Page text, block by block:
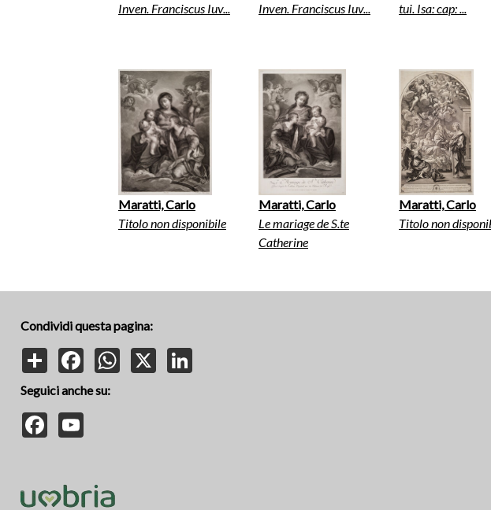
Inven. Franciscus Iuv...
Inven. Franciscus Iuv...
tui. Isa: cap: ...
Maratti, Carlo
Titolo non disponibile
Maratti, Carlo
Le mariage de S.te
Catherine
Maratti, Carlo
Titolo non
Condividi questa pagina:
Share
FacebookWhatsApp
Seguici anche su:
Facebook